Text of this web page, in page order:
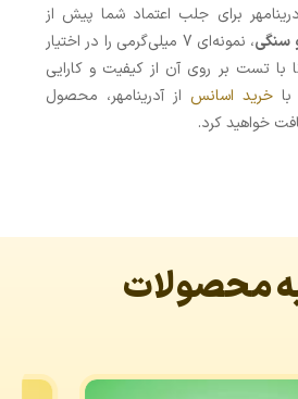
برای جلب اعتماد شما پیش از
سنگی
، نمونه‌ای 7 میلی‌گرمی را در اختیار
با تست بر روی آن از کیفیت و کارایی
خرید اسانس از آدرینامهر، محصول
خواهید کرد.
محصولات